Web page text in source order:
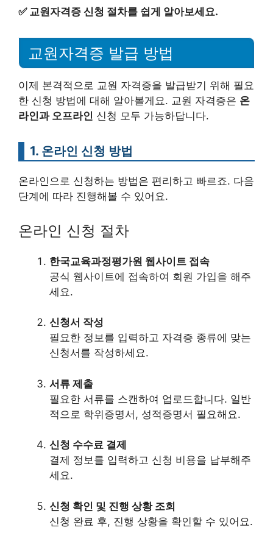
✅ 교원자격증 신청 절차를 쉽게 알아보세요.
교원자격증 발급 방법
이제 본격적으로 교원 자격증을 발급받기 위해 필요
한 신청 방법에 대해 알아볼게요. 교원 자격증은 온
라인과 오프라인 신청 모두 가능하답니다.
1. 온라인 신청 방법
온라인으로 신청하는 방법은 편리하고 빠르죠. 다음
단계에 따라 진행해볼 수 있어요.
온라인 신청 절차
한국교육과정평가원 웹사이트 접속
공식 웹사이트에 접속하여 회원 가입을 해주
세요.
신청서 작성
필요한 정보를 입력하고 자격증 종류에 맞는
신청서를 작성하세요.
서류 제출
필요한 서류를 스캔하여 업로드합니다. 일반
적으로 학위증명서, 성적증명서 필요해요.
신청 수수료 결제
결제 정보를 입력하고 신청 비용을 납부해주
세요.
신청 확인 및 진행 상황 조회
신청 완료 후, 진행 상황을 확인할 수 있어요.